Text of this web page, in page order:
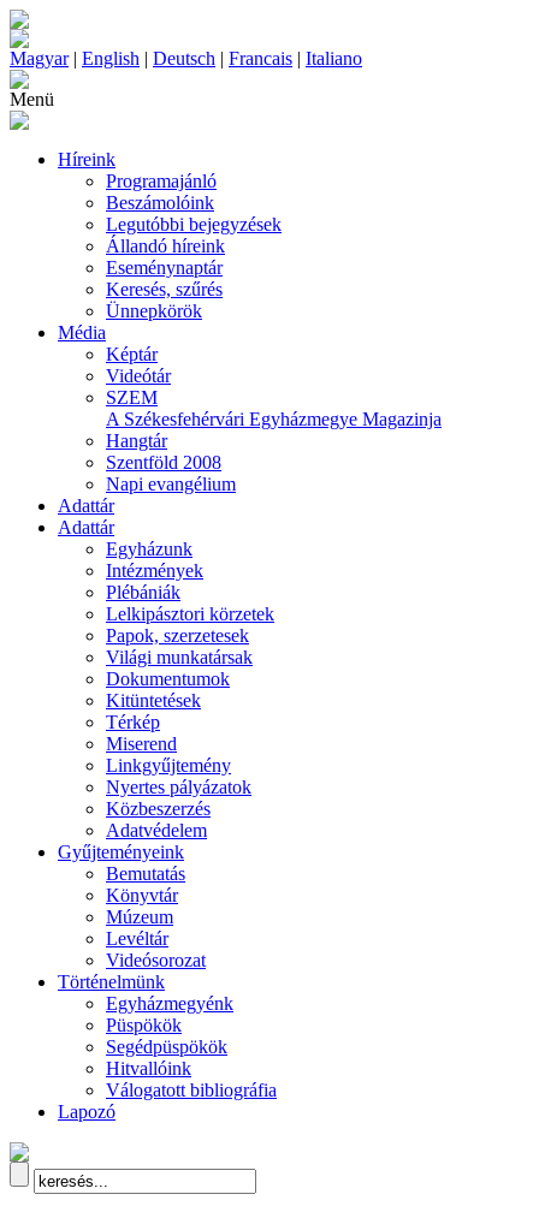
Magyar| English | Deutsch | Francais | Italiano
Menü
Híreink
Programajánló
Beszámolóink
Legutóbbi bejegyzések
Állandó híreink
Eseménynaptár
Keresés, szűrés
Ünnepkörök
Média
Képtár
Videótár
SZEM
A Székesfehérvári Egyházmegye Magazinja
Hangtár
Szentföld 2008
Napi evangélium
Adattár
Adattár
Egyházunk
Intézmények
Plébániák
Lelkipásztori körzetek
Papok, szerzetesek
Világi munkatársak
Dokumentumok
Kitüntetések
Térkép
Miserend
Linkgyűjtemény
Nyertes pályázatok
Közbeszerzés
Adatvédelem
Gyűjteményeink
Bemutatás
Könyvtár
Múzeum
Levéltár
Videósorozat
Történelmünk
Egyházmegyénk
Püspökök
Segédpüspökök
Hitvallóink
Válogatott bibliográfia
Lapozó